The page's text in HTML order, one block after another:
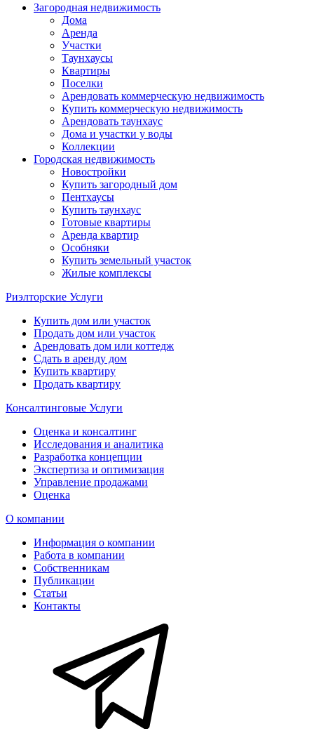
Загородная недвижимость
Дома
Аренда
Участки
Таунхаусы
Квартиры
Поселки
Арендовать коммерческую недвижимость
Купить коммерческую недвижимость
Арендовать таунхаус
Дома и участки у воды
Коллекции
Городская недвижимость
Новостройки
Купить загородный дом
Пентхаусы
Купить таунхаус
Готовые квартиры
Аренда квартир
Особняки
Купить земельный участок
Жилые комплексы
Риэлторские Услуги
Купить дом или участок
Продать дом или участок
Арендовать дом или коттедж
Сдать в аренду дом
Купить квартиру
Продать квартиру
Консалтинговые Услуги
Оценка и консалтинг
Исследования и аналитика
Разработка концепции
Экспертиза и оптимизация
Управление продажами
Оценка
О компании
Информация о компании
Работа в компании
Собственникам
Публикации
Статьи
Контакты